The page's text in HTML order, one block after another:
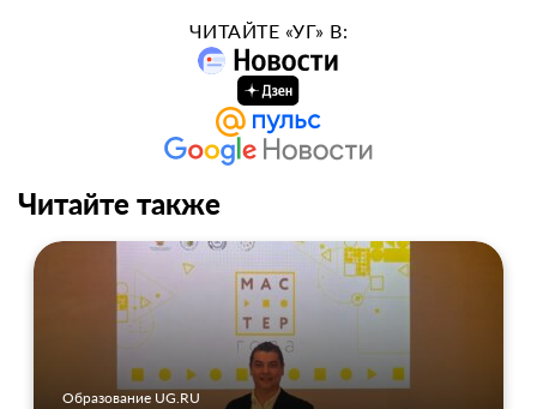
ЧИТАЙТЕ «УГ» В:
Читайте также
Образование UG.RU